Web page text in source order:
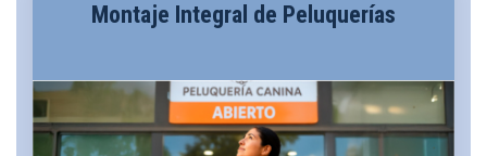
Montaje Integral de Peluquerías